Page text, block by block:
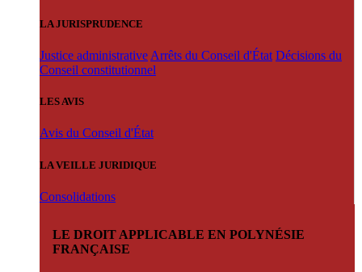
LA JURISPRUDENCE
Justice administrative Arrêts du Conseil d'État Décisions du
Conseil constitutionnel
LES AVIS
Avis du Conseil d'État
LA VEILLE JURIDIQUE
Consolidations
LE DROIT APPLICABLE EN POLYNÉSIE
FRANÇAISE